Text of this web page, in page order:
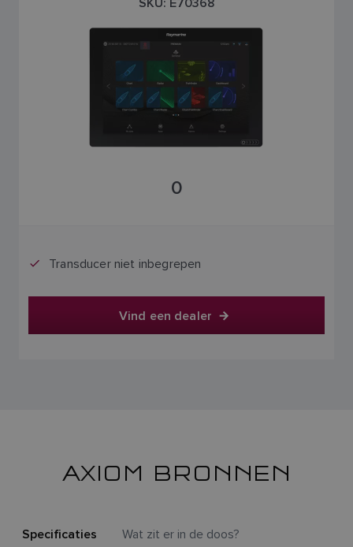
0
Transducer niet inbegrepen
Vind een dealer
AXIOM BRONNEN
Specificaties Wat zit er in de doos?